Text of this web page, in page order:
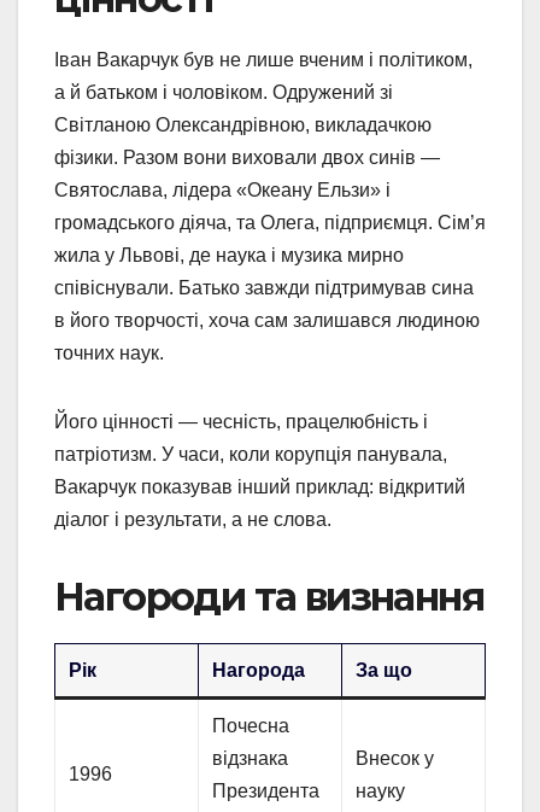
Іван Вакарчук був не лише вченим і політиком,
а й батьком і чоловіком. Одружений зі
Світланою Олександрівною, викладачкою
фізики. Разом вони виховали двох синів —
Святослава, лідера «Океану Ельзи» і
громадського діяча, та Олега, підприємця. Сім’я
жила у Львові, де наука і музика мирно
співіснували. Батько завжди підтримував сина
в його творчості, хоча сам залишався людиною
точних наук.
Його цінності — чесність, працелюбність і
патріотизм. У часи, коли корупція панувала,
Вакарчук показував інший приклад: відкритий
діалог і результати, а не слова.
Нагороди та визнання
Рік Нагорода За що
1996
Почесна
відзнака
Президента
Внесок у
науку